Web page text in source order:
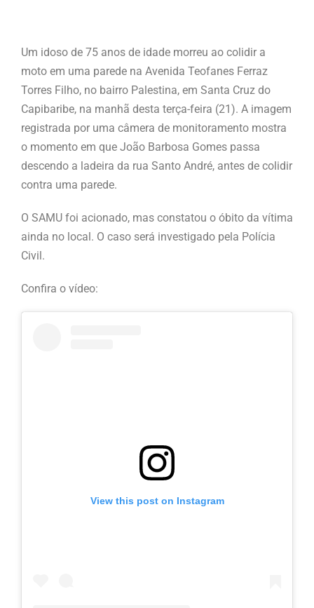
Um idoso de 75 anos de idade morreu ao colidir a
moto em uma parede na Avenida Teofanes Ferraz
Torres Filho, no bairro Palestina, em Santa Cruz do
Capibaribe, na manhã desta terça-feira (21). A imagem
registrada por uma câmera de monitoramento mostra
o momento em que João Barbosa Gomes passa
descendo a ladeira da rua Santo André, antes de colidir
contra uma parede.
O SAMU foi acionado, mas constatou o óbito da vítima
ainda no local. O caso será investigado pela Polícia
Civil.
Confira o vídeo:
View this post on Instagram